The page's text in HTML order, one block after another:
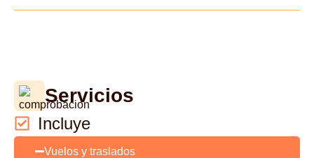
Servicios
Incluye
Vuelos y traslados